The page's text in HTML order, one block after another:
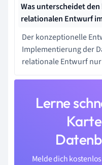
Was unterscheidet
relationalen Entwurf
Der konzeptionelle
Implementierung der
relationale Entwurf
Lerne
Melde dich